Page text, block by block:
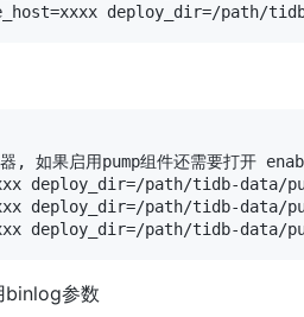
deploy_dir=/path/
器, 如果启用pump组件还需要打开
deploy_dir=/path/tidb-data/
deploy_dir=/path/tidb-data/
deploy_dir=/path/tidb-data/
binlog参数